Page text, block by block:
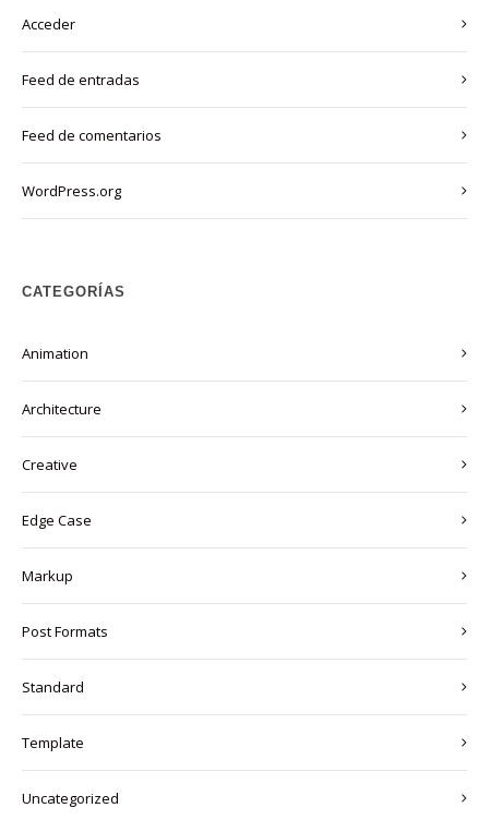
Acceder
Feed de entradas
Feed de comentarios
WordPress.org
CATEGORÍAS
Animation
Architecture
Creative
Edge Case
Markup
Post Formats
Standard
Template
Uncategorized